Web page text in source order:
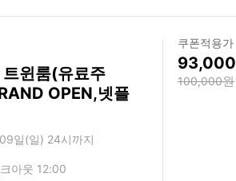
윈룸(유료주
OPEN,넷플
일(일) 24시까지
아웃 12:00
쿠폰적용가
93,000
100,000